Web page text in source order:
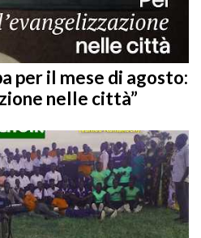
per il mese di agosto:
nelle città”